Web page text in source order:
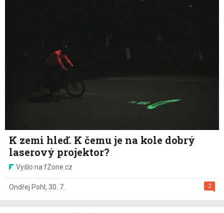
K zemi hleď. K čemu je na kole dobrý
laserový projektor?
Vyšlo na fZone.cz
2
Ondřej Pohl , 30. 7.